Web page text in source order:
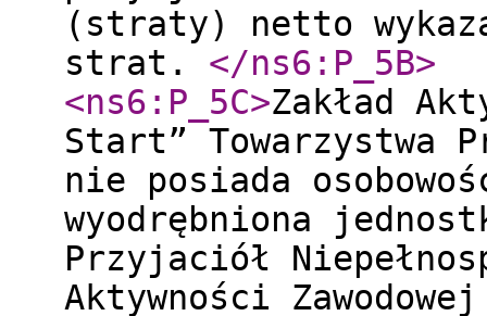
(straty) netto
strat. </ns6:P_5B>
<ns6:P_5C>Zakład
Start” Towarzystwa
nie posiada
wyodrębniona
Przyjaciół
Aktywności